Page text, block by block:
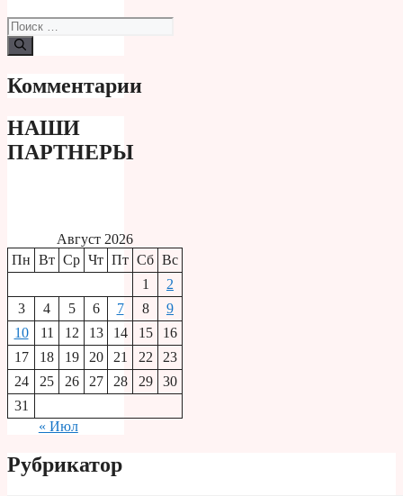
Поиск:
Комментарии
НАШИ
ПАРТНЕРЫ
Август 2026
Пн Вт Ср Чт Пт Сб Вс
1
2
3
4 5 6 7 8
9
10
11 12 13 14 15
16
17
18 19 20 21 22
23
24
25 26 27 28 29
30
31
« Июл
Рубрикатор